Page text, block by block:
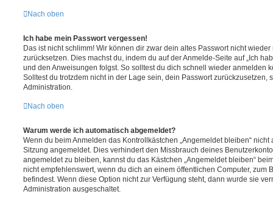
Nach oben
Ich habe mein Passwort vergessen!
Das ist nicht schlimm! Wir können dir zwar dein altes Passwort nicht
zurücksetzen. Dies machst du, indem du auf der Anmelde-Seite auf „Ich
und den Anweisungen folgst. So solltest du dich schnell wieder anmelden
Solltest du trotzdem nicht in der Lage sein, dein Passwort zurückzusetzen,
Administration.
Nach oben
Warum werde ich automatisch abgemeldet?
Wenn du beim Anmelden das Kontrollkästchen „Angemeldet bleiben“
Sitzung angemeldet. Dies verhindert den Missbrauch deines
angemeldet zu bleiben, kannst du das Kästchen „Angemeldet bleiben“
nicht empfehlenswert, wenn du dich an einem öffentlichen Computer, zum
befindest. Wenn diese Option nicht zur Verfügung steht, dann wurde sie
Administration ausgeschaltet.